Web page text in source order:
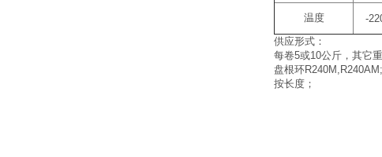
温度
-
供应形式：
每卷5或10公斤，其它
盘根环R240M,R240AM;
按长度；